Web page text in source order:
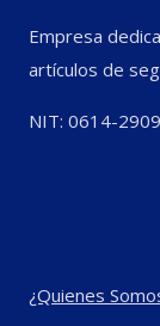
Empresa
artículos de
NIT: 0614-
¿Quienes